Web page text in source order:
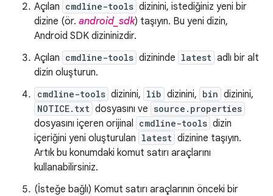
Açılan cmdline-tools dizinini, istediğiniz yeni bir
dizine (ör. android_sdk) taşıyın. Bu yeni dizin,
Android SDK dizininizdir.
Açılan cmdline-tools dizininde latest adlı bir alt
dizin oluşturun.
cmdline-tools dizinini, lib dizinini, bin dizinini,
NOTICE.txt dosyasını ve source.properties
dosyasını içeren orijinal cmdline-tools dizin
içeriğini yeni oluşturulan latest dizinine taşıyın.
Artık bu konumdaki komut satırı araçlarını
kullanabilirsiniz.
(İsteğe bağlı) Komut satırı araçlarının önceki bir